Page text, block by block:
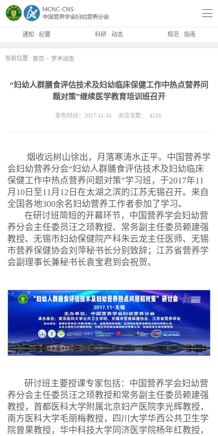
通知 · 纪要 科研 · 动态 规范 · 指南
当前位置 : 首页 学术动态
“妇幼人群膳食评估技术及妇幼临床保健工作中热点营养问
题对策”继续医学教育培训班召开
发布时间：2017-11-16 浏览次数： 4216
烟收远树山徐出，月落寒涛水正平。中国营养学
会妇幼营养分会“妇幼人群膳食评估技术及妇幼临床
保健工作中热点营养问题对策”学习班，于2017年11
月10日至11月12日在太湖之滨的江苏无锡召开。来自
全国各地300余名妇幼营养工作者参加了学习。
在研讨班简短的开幕环节，中国营养学会妇幼营
养分会主任委员汪之顼教授、常务副主任委员赖建强
教授、无锡市妇幼保健院产科朱云龙主任医师、无锡
市营养保健协会刘萍秘书长分别致辞；江苏省营养学
会副理事长兼秘书长袁宝君到会祝贺。
研讨班主要授课专家包括：中国营养学会妇幼营
养分会主任委员汪之顼教授和常务副主任委员赖建强
教授，首都医科大学附属北京妇产医院李光辉教授，
南方医科大学毛丽梅教授，四川大学华西公共卫生学
院曾果教授，华中科技大学同济医学院杨年红教授，